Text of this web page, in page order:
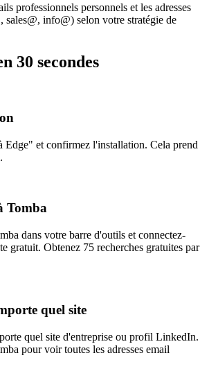
professionnels personnels et les adresses
sales@, info@) selon votre stratégie de
30 secondes
et confirmez l'installation. Cela prend
Tomba
dans votre barre d'outils et connectez-
gratuit. Obtenez 75 recherches gratuites par
quel site
quel site d'entreprise ou profil LinkedIn.
pour voir toutes les adresses email